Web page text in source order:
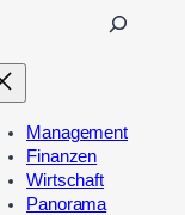
n
Management
Finanzen
Wirtschaft
Panorama